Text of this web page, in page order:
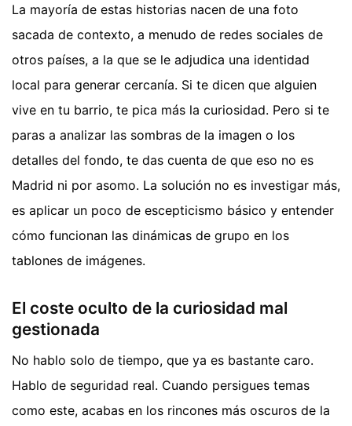
La mayoría de estas historias nacen de una foto
sacada de contexto, a menudo de redes sociales de
otros países, a la que se le adjudica una identidad
local para generar cercanía. Si te dicen que alguien
vive en tu barrio, te pica más la curiosidad. Pero si te
paras a analizar las sombras de la imagen o los
detalles del fondo, te das cuenta de que eso no es
Madrid ni por asomo. La solución no es investigar más,
es aplicar un poco de escepticismo básico y entender
cómo funcionan las dinámicas de grupo en los
tablones de imágenes.
El coste oculto de la curiosidad mal
gestionada
No hablo solo de tiempo, que ya es bastante caro.
Hablo de seguridad real. Cuando persigues temas
como este, acabas en los rincones más oscuros de la